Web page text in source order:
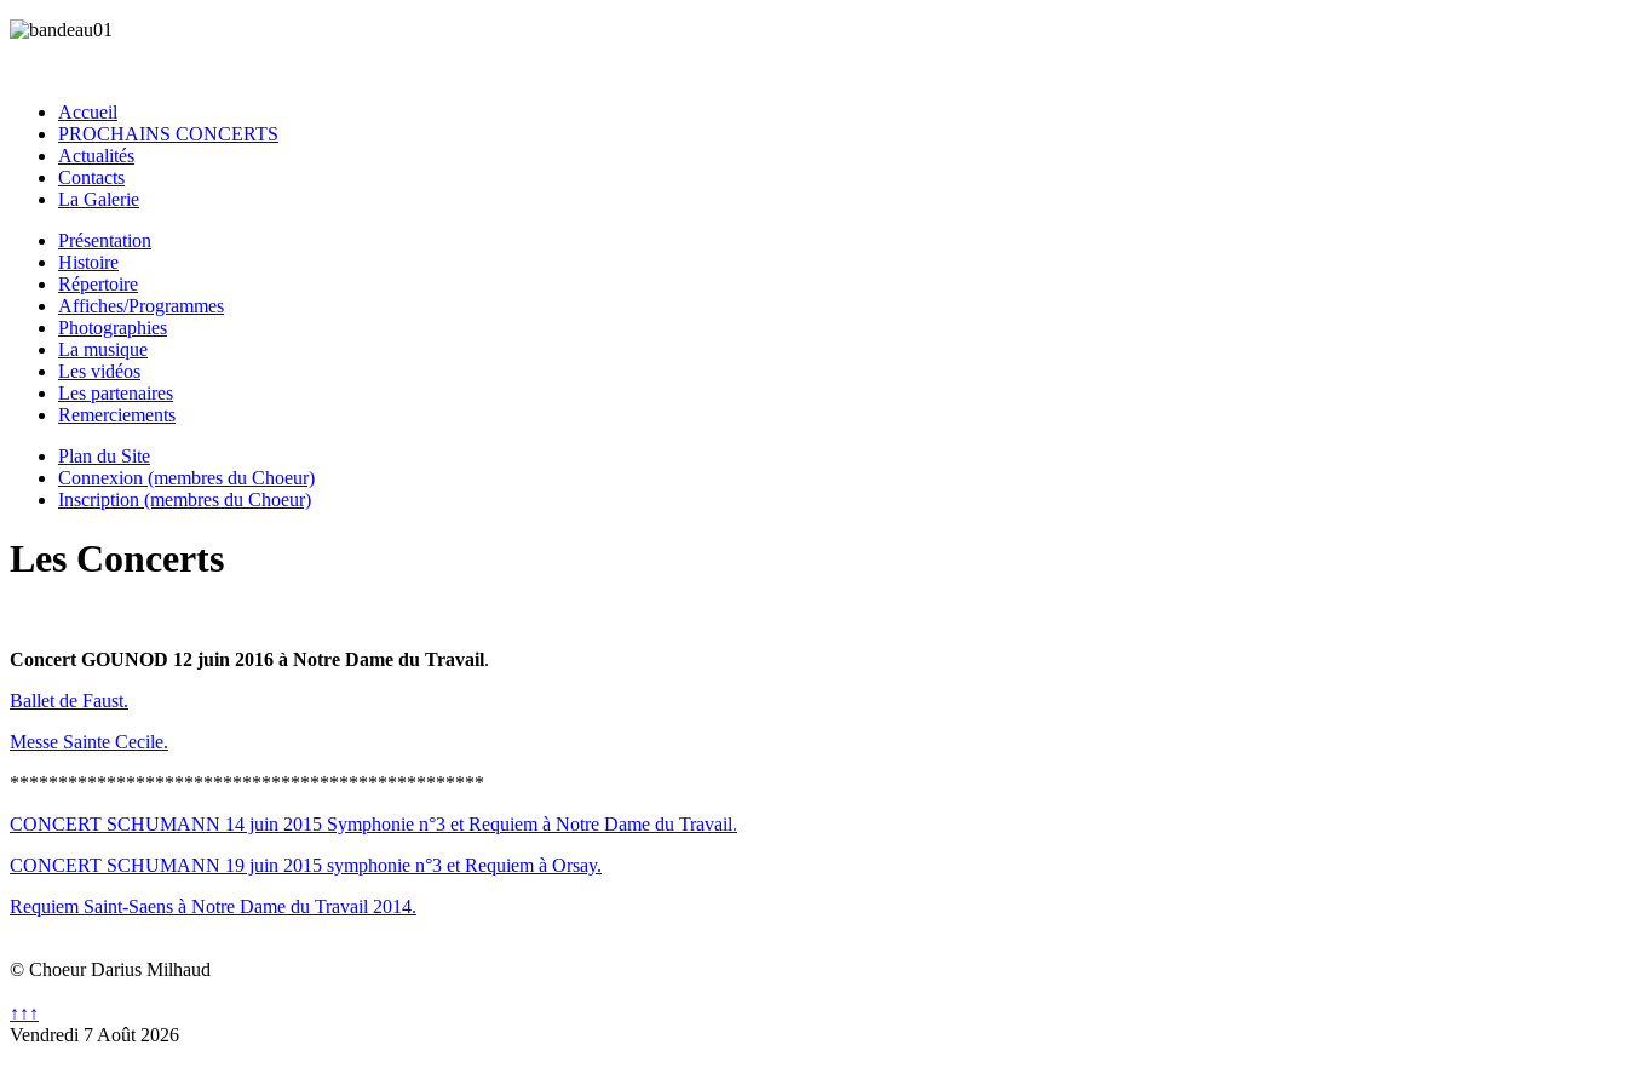
Accueil
PROCHAINS CONCERTS
Actualités
Contacts
La Galerie
Présentation
Histoire
Répertoire
Affiches/Programmes
Photographies
La musique
Les vidéos
Les partenaires
Remerciements
Plan du Site
Connexion (membres du Choeur)
Inscription (membres du Choeur)
Les Concerts
Concert GOUNOD 12 juin 2016 à Notre Dame du Travail.
Ballet de Faust.
Messe Sainte Cecile.
*************************************************
CONCERT SCHUMANN 14 juin 2015 Symphonie n°3 et Requiem à Notre Dame du Travail.
CONCERT SCHUMANN 19 juin 2015 symphonie n°3 et Requiem à Orsay.
Requiem Saint-Saens à Notre Dame du Travail 2014.
© Choeur Darius Milhaud
↑↑↑
Vendredi 7 Août 2026